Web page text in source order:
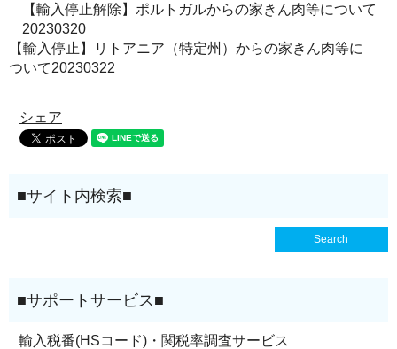
【輸入停止解除】ポルトガルからの家きん肉等について
20230320
【輸入停止】リトアニア（特定州）からの家きん肉等に
ついて20230322
シェア
輸入税番(HSコード)・関税率調査サービス